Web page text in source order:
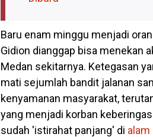
Baru enam minggu menjadi
Gidion dianggap bisa menekan
Medan sekitarnya. Ketegasan
mati sejumlah bandit jalanan
kenyamanan masyarakat,
yang menjadi korban
sudah 'istirahat panjang' di alam